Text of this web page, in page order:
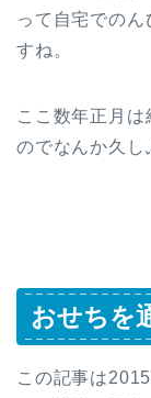
って自宅での
すね。
ここ数年正月
のでなんか久し
おせちを
この記事は